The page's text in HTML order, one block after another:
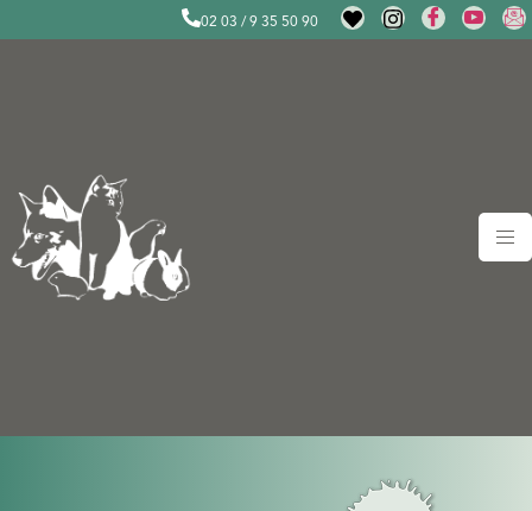
02 03 / 9 35 50 90